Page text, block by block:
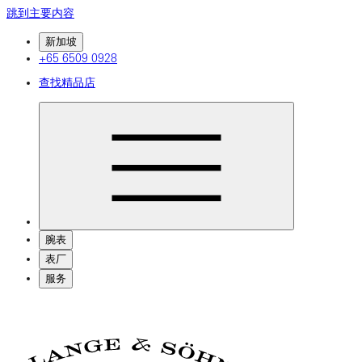
跳到主要内容
新加坡
+65 6509 0928
查找精品店
腕表
表厂
服务